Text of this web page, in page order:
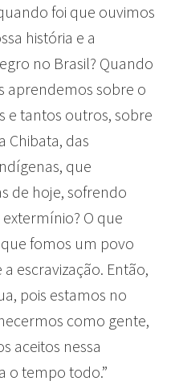
foi que ouvimos
história e a
no Brasil? Quando
aprendemos sobre o
e tantos outros, sobre
Chibata, das
que
de hoje, sofrendo
O que
fomos um povo
escravização. Então,
pois estamos no
como gente,
aceitos nessa
o tempo todo.”